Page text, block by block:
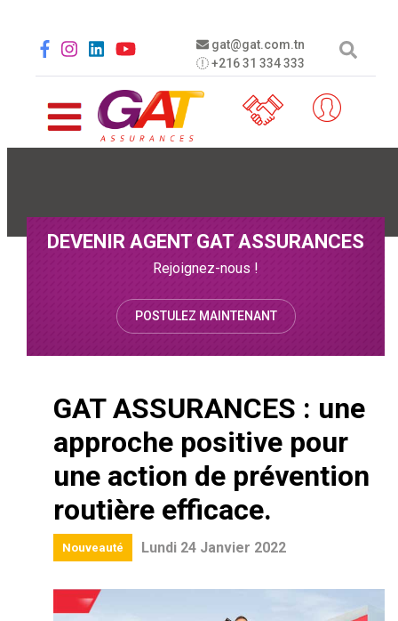
gat@gat.com.tn
+216 31 334 333
Social menu
DEVENIR AGENT GAT ASSURANCES
Rejoignez-nous !
POSTULEZ MAINTENANT
GAT ASSURANCES : une
approche positive pour
une action de prévention
routière efficace.
Nouveauté Lundi 24 Janvier 2022